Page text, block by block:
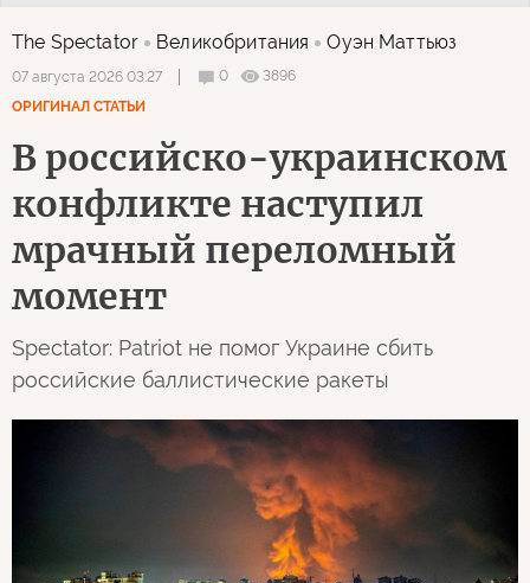
The Spectator Великобритания Оуэн Маттьюз
07 августа 2026 03:27 0
3896
ОРИГИНАЛ СТАТЬИ
В российско-украинском
конфликте наступил
мрачный переломный
момент
Spectator: Patriot не помог Украине сбить
российские баллистические ракеты